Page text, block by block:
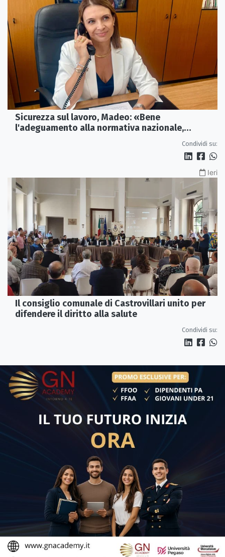
Sicurezza sul lavoro, Madeo: «Bene
l'adeguamento alla normativa nazionale,
Condividi su:
Ieri
Il consiglio comunale di Castrovillari unito per
difendere il diritto alla salute
Condividi su: